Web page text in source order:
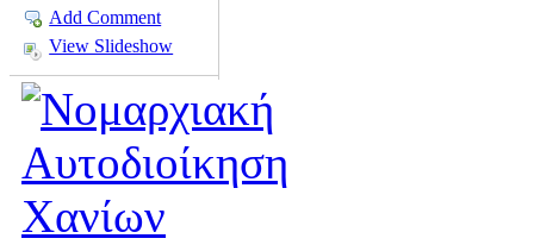
Add Comment
View Slideshow